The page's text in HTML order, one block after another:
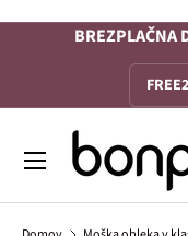
Na vsebino
BREZPLAČNA
Iskanje
Menu